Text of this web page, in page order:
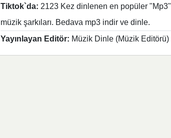
Tiktok`da: 2123 Kez dinlenen en popüler "Mp3"
müzik şarkıları. Bedava mp3 indir ve dinle.
Yayınlayan Editör: Müzik Dinle (Müzik Editörü)